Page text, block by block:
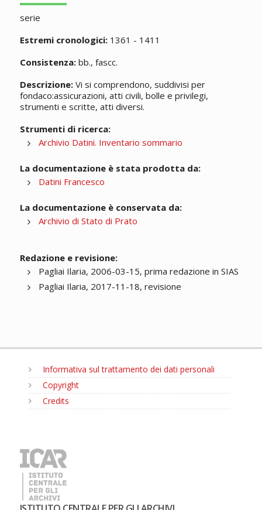
serie
Estremi cronologici:1361 - 1411
Consistenza:bb., fascc.
Descrizione:Vi si comprendono, suddivisi per
fondaco:assicurazioni, atti civili, bolle e privilegi,
strumenti e scritte, atti diversi.
Strumenti di ricerca:
Archivio Datini. Inventario sommario
La documentazione è stata prodotta da:
Datini Francesco
La documentazione è conservata da:
Archivio di Stato di Prato
Redazione e revisione:
Pagliai Ilaria, 2006-03-15, prima redazione in SIAS
Pagliai Ilaria, 2017-11-18, revisione
Informativa sul trattamento dei dati personali
Copyright
Credits